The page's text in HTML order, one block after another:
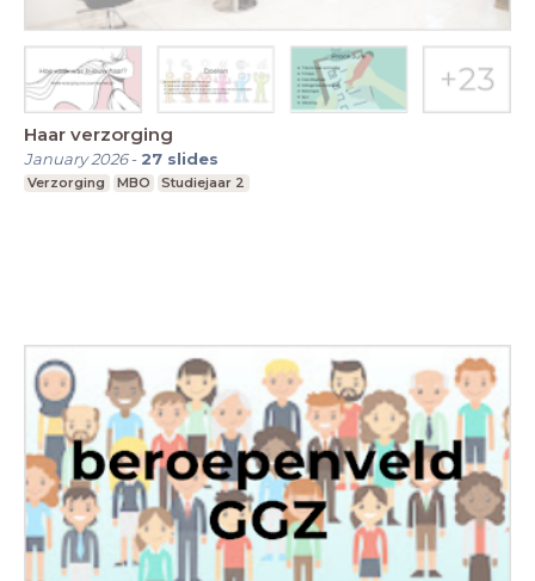
Haar verzorging
January 2026- 27 slides
Verzorging MBO Studiejaar 2